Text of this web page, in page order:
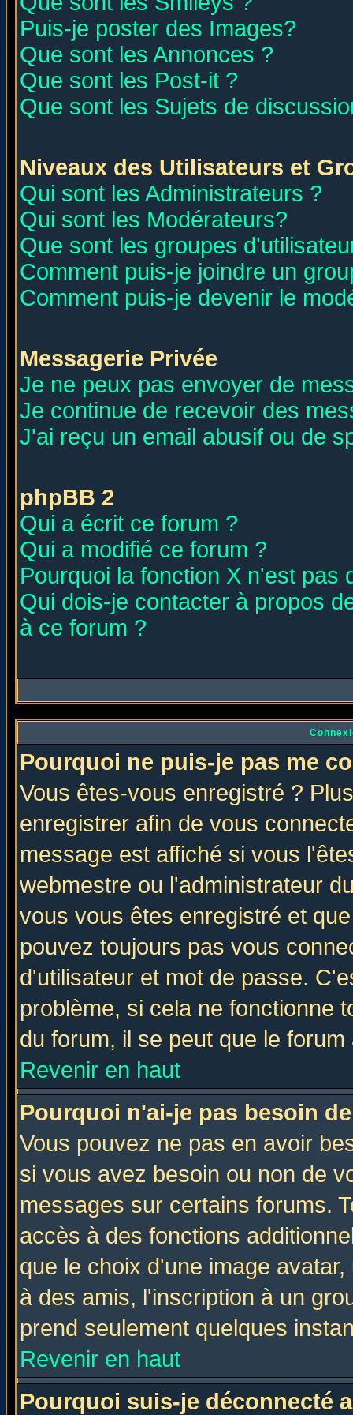
Puis-je poster des Images?
Que sont les Annonces ?
Que sont les Post-it ?
Que sont les Sujets de
Niveaux des Utilisateurs et
Qui sont les Administrateurs ?
Qui sont les Modérateurs?
Que sont les groupes
Comment puis-je joindre un
Comment puis-je devenir le
Messagerie Privée
Je ne peux pas envoyer de
Je continue de recevoir des
J'ai reçu un email abusif ou de
phpBB 2
Qui a écrit ce forum ?
Qui a modifié ce forum ?
Pourquoi la fonction X n'est pas
Qui dois-je contacter à propos
à ce forum ?
Pourquoi ne puis-je pas me
Vous êtes-vous enregistré ?
enregistrer afin de vous
message est affiché si vous
webmestre ou l'administrateur
vous vous êtes enregistré et
pouvez toujours pas vous
d'utilisateur et mot de passe.
problème, si cela ne fonctionne
du forum, il se peut que le
Revenir en haut
Pourquoi n'ai-je pas besoin
Vous pouvez ne pas en avoir
si vous avez besoin ou non de
messages sur certains forums.
accès à des fonctions
que le choix d'une image
à des amis, l'inscription à un
prend seulement quelques
Revenir en haut
Pourquoi suis-je déconnecté